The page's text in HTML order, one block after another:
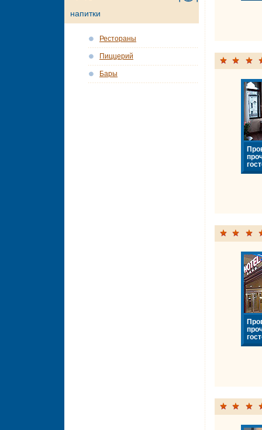
напитки
Рестораны
Пиццерий
Бары